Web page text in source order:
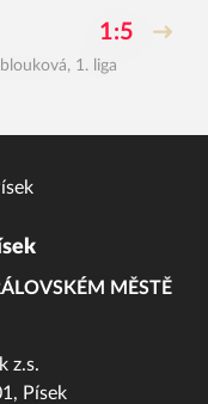
1:5
, 1. liga
MĚSTĚ
z.s.
Písek